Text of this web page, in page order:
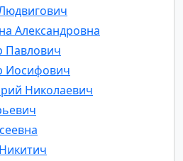
Александровна
Павлович
Иосифович
Николаевич